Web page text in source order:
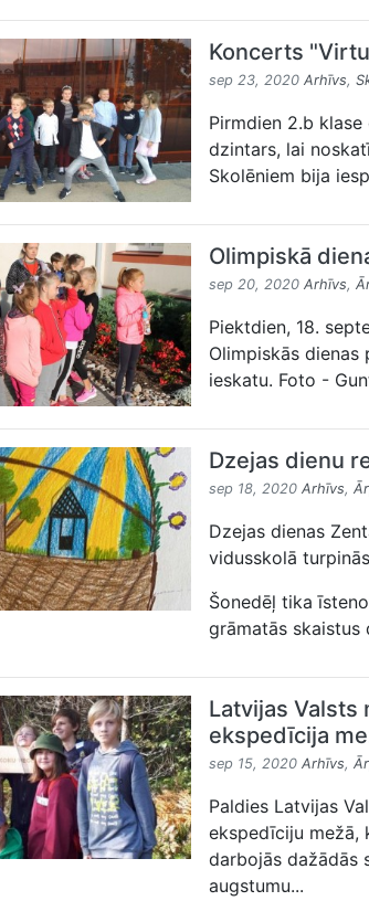
Koncerts
sep 23, 2020Arhīvs,
Pirmdien 2.b
dzintars, lai
Skolēniem bija
Olimpiskā
sep 20, 2020Arhīvs,
Piektdien, 18.
Olimpiskās dienas
ieskatu. Foto -
Dzejas dienu
sep 18, 2020Arhīvs,
Dzejas dienas
vidusskolā
Šonedēļ tika
grāmatās skaistus
Latvijas Valsts
ekspedīcija
sep 15, 2020Arhīvs,
Paldies Latvijas
ekspedīciju mežā,
darbojās dažādās
augstumu...